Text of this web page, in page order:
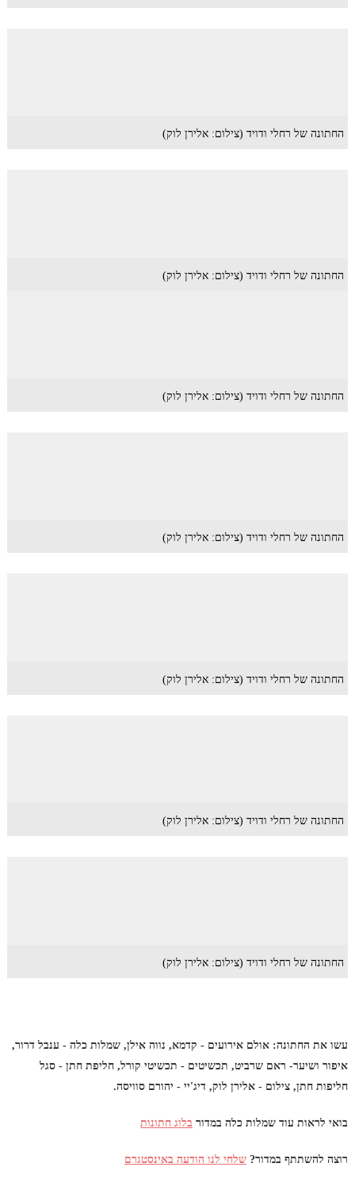
החתונה של רחלי ודויד (צילום: אלירן לוק)
החתונה של רחלי ודויד (צילום: אלירן לוק)
החתונה של רחלי ודויד (צילום: אלירן לוק)
החתונה של רחלי ודויד (צילום: אלירן לוק)
החתונה של רחלי ודויד (צילום: אלירן לוק)
החתונה של רחלי ודויד (צילום: אלירן לוק)
החתונה של רחלי ודויד (צילום: אלירן לוק)
עשו את החתונה: אולם אירועים - קדמא, נווה אילן, שמלות כלה - ענבל דרור,
איפור ושיער- ראם שרביט, תכשיטים - תכשיטי קורל, חליפת חתן - סגל
חליפות חתן, צילום - אלירן לוק, דיג'יי - יהורם סוויסה.
בואי לראות עוד שמלות כלה במדור בלוג חתונות
רוצה להשתתף במדור? שלחי לנו הודעה באינסטגרם